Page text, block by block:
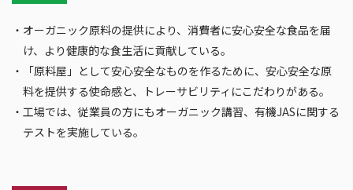
・オーガニック原料の提供により、消費者に安心安全な食品を届
け、より健康的な食生活に貢献している。
・「原料屋」として安心安全なものを作るために、安心安全な原
料を提供する使命感と、トレーサビリティにこだわりがある。
・工場では、従業員の方にもオーガニック講習、有機JASに関する
テストを実施している。